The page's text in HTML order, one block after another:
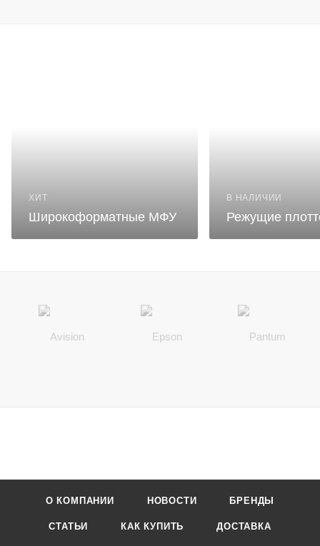
ХИТ
Широкоформатные МФУ
В НАЛИЧИИ
Режущие
О КОМПАНИИ НОВОСТИ БРЕНДЫ
СТАТЬИ КАК КУПИТЬ ДОСТАВКА